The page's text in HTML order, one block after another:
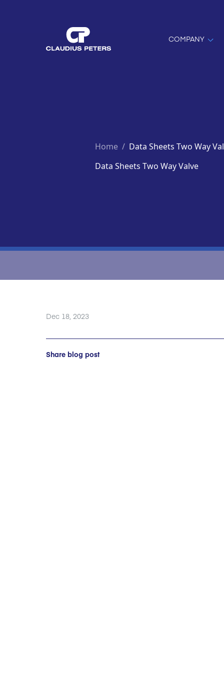
COMPANY
Home / Data Sheets Two Way
Data Sheets Two Way Valve
Dec 18, 2023
Share blog post